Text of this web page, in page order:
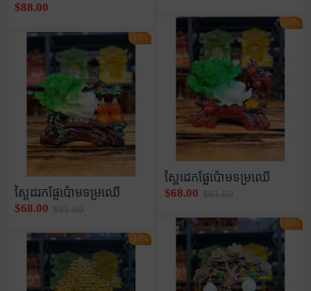
$88.00
ស្ពៃដរកផ្លែប៉ោមទម្រឈើ
$68.00 $81.60
-16%
-16%
ស្ពៃដេកផ្លែប៉ោមទម្រឈើ
$68.00 $81.60
-16%
-16%